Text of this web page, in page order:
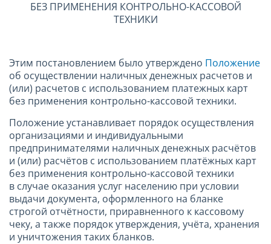
БЕЗ ПРИМЕНЕНИЯ КОНТРОЛЬНО-КАССОВОЙ
ТЕХНИКИ
Этим постановлением было утверждено Положение
об осуществлении наличных денежных расчетов и
(или) расчетов с использованием платежных карт
без применения контрольно-кассовой техники.
Положение устанавливает порядок осуществления
организациями и индивидуальными
предпринимателями наличных денежных расчётов
и (или) расчётов с использованием платёжных карт
без применения контрольно-кассовой техники
в случае оказания услуг населению при условии
выдачи документа, оформленного на бланке
строгой отчётности, приравненного к кассовому
чеку, а также порядок утверждения, учёта, хранения
и уничтожения таких бланков.